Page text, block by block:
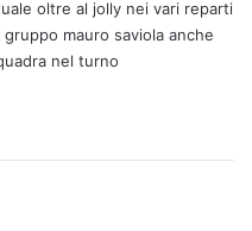
e
t
t
oltre al jolly nei vari reparti
mauro saviola anche
nel turno